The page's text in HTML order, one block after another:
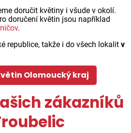
doručit květiny i všude v okolí.
doručení květin jsou například
.
republice, takže i do všech lokalit v
Olomoucký kraj
zákazníků